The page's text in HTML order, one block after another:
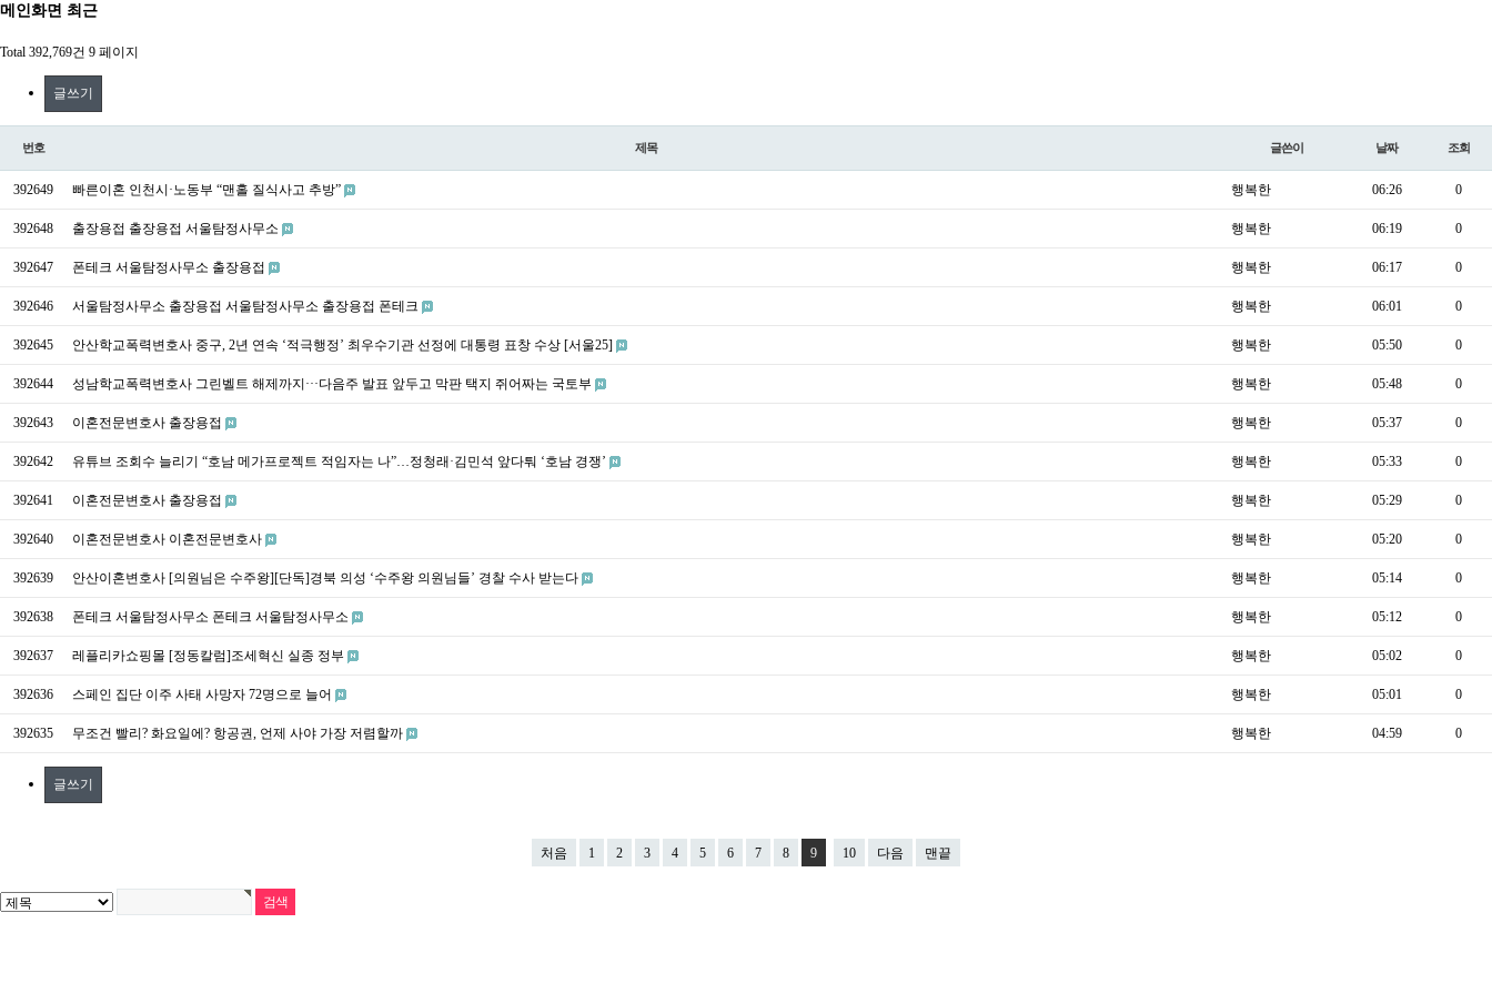
메인화면 최근
Total 392,769건 9 페이지
글쓰기
번호 제목 글쓴이 날짜 조회
392649 빠른이혼 인천시·노동부 “맨홀 질식사고 추방” 행복한 06:26 0
392648 출장용접 출장용접 서울탐정사무소 행복한 06:19 0
392647 폰테크 서울탐정사무소 출장용접 행복한 06:17 0
392646 서울탐정사무소 출장용접 서울탐정사무소 출장용접 폰테크 행복한 06:01 0
392645 안산학교폭력변호사 중구, 2년 연속 ‘적극행정’ 최우수기관 선정에 대통령 표창 수상 [서울25] 행복한 05:50 0
392644 성남학교폭력변호사 그린벨트 해제까지···다음주 발표 앞두고 막판 택지 쥐어짜는 국토부 행복한 05:48 0
392643 이혼전문변호사 출장용접 행복한 05:37 0
392642 유튜브 조회수 늘리기 “호남 메가프로젝트 적임자는 나”…정청래·김민석 앞다퉈 ‘호남 경쟁’ 행복한 05:33 0
392641 이혼전문변호사 출장용접 행복한 05:29 0
392640 이혼전문변호사 이혼전문변호사 행복한 05:20 0
392639 안산이혼변호사 [의원님은 수주왕][단독]경북 의성 ‘수주왕 의원님들’ 경찰 수사 받는다 행복한 05:14 0
392638 폰테크 서울탐정사무소 폰테크 서울탐정사무소 행복한 05:12 0
392637 레플리카쇼핑몰 [정동칼럼]조세혁신 실종 정부 행복한 05:02 0
392636 스페인 집단 이주 사태 사망자 72명으로 늘어 행복한 05:01 0
392635 무조건 빨리? 화요일에? 항공권, 언제 사야 가장 저렴할까 행복한 04:59 0
글쓰기
처음 1 2 3 4 5 6 7 8 9 10 다음 맨끝